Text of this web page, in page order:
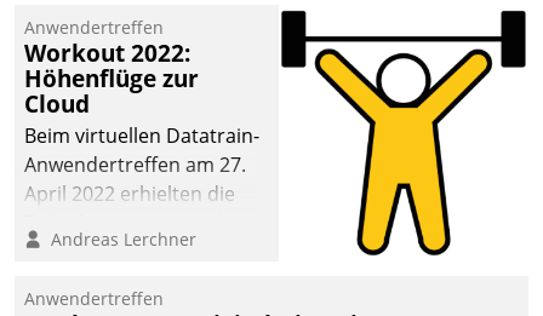
Mammutprojekte
meistern und Workloads
wuppen – bei zunehmend
anspruchsvollen
Aufgaben und
abnehmendem
Anwendertreffen
Workout 2022:
Höhenflüge zur
Cloud
Beim virtuellen Datatrain-
Anwendertreffen am 27.
April 2022 erhielten die
Teilnehmer kurzweilige
Cloud-Strategien und -
Andreas Lerchner
Anwendertreffen